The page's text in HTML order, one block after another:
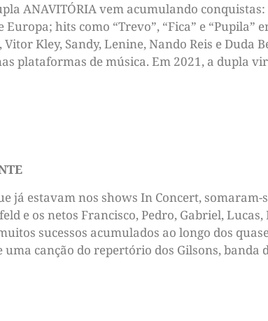
ANAVITÓRIA vem acumulando
hits como “Trevo”, “Fica” e “Pupila”
Kley, Sandy, Lenine, Nando Reis e Duda
plataformas de música. Em 2021, a dupla
já estavam nos shows In Concert,
e os netos Francisco, Pedro, Gabriel, Lucas,
sucessos acumulados ao longo dos
uma canção do repertório dos Gilsons, banda